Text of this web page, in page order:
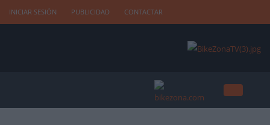
INICIAR SESIÓN PUBLICIDAD CONTACTAR